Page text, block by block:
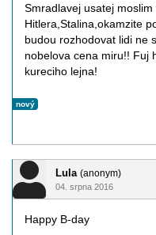
Smradlavej usatej
Hitlera,Stalina,okamzite
budou rozhodovat lidi ne
nobelova cena miru!! Fuj
kureciho lejna!
nový
Lula (anonym)
04. srpna 2016
Happy B-day